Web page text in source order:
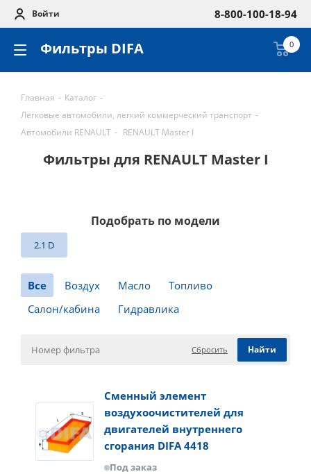
Войти 8-800-100-18-94
Фильтры DIFA 0
Главная - Каталог -
Легковые автомобили, легкий коммерческий транспорт -
Автомобили RENAULT - RENAULT Master I
Фильтры для RENAULT Master I
Подобрать по модели
2.1 D
Все Воздух Масло
Топливо
Салон/кабина
Гидравлика
Сбросить
Сменный элемент
воздухоочистителей для
двигателей внутреннего
сгорания DIFA 4418
Под заказ